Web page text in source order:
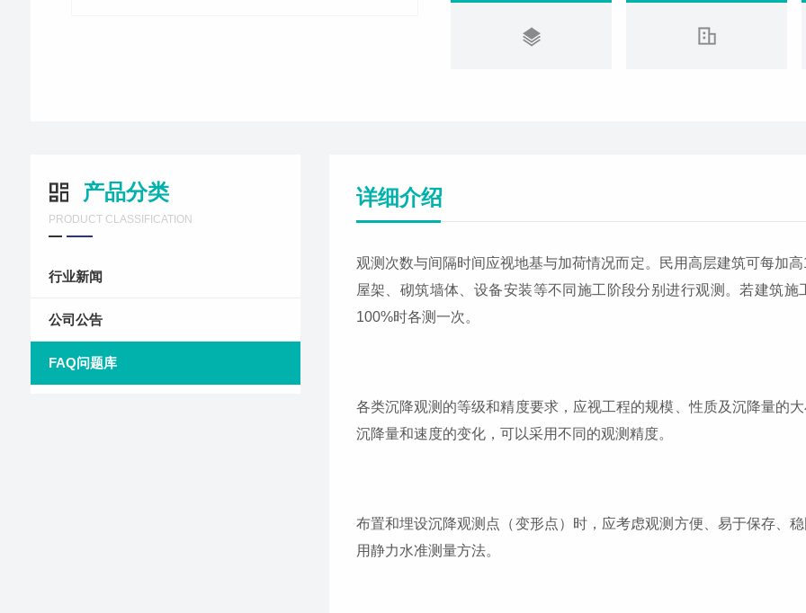
产品分类
PRODUCT CLASSIFICATION
行业新闻
公司公告
FAQ问题库
详细介绍
观测次数与间隔时间应视地基与加荷情况而定。民用高层建筑可每加
屋架、砌筑墙体、设备安装等不同施工阶段分别进行观测。若建筑
100%时各测一次。
各类沉降观测的等级和精度要求，应视工程的规模、性质及沉降量的
沉降量和速度的变化，可以采用不同的观测精度。
布置和埋设沉降观测点（变形点）时，应考虑观测方便、易于保存、
用静力水准测量方法。